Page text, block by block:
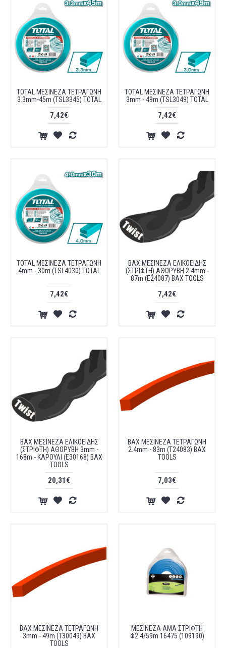
TOTAL ΜΕΣΙΝΕΖΑ ΤΕΤΡΑΓΩΝΗ
3.3mm-45m (TSL3345) TOTAL
7,42€
TOTAL ΜΕΣΙΝΕΖΑ ΤΕΤΡΑΓΩΝΗ
3mm - 49m (TSL3049) TOTAL
7,42€
TOTAL ΜΕΣΙΝΕΖΑ ΤΕΤΡΑΓΩΝΗ
4mm - 30m (TSL4030) TOTAL
7,42€
ΒΑΧ ΜΕΣΙΝΕΖΑ ΕΛΙΚΟΕΙΔΗΣ
(ΣΤΡΙΦΤΗ) ΑΘΟΡΥΒΗ 2.4mm -
87m (E24087) BAX TOOLS
7,42€
ΒΑΧ ΜΕΣΙΝΕΖΑ ΕΛΙΚΟΕΙΔΗΣ
(ΣΤΡΙΦΤΗ) ΑΘΟΡΥΒΗ 3mm -
168m - ΚΑΡΟΥΛΙ (E30168) BAX
TOOLS
20,31€
ΒΑΧ ΜΕΣΙΝΕΖΑ ΤΕΤΡΑΓΩΝΗ
2.4mm - 83m (T24083) BAX
TOOLS
7,03€
ΒΑΧ ΜΕΣΙΝΕΖΑ ΤΕΤΡΑΓΩΝΗ
3mm - 49m (T30049) BAX
TOOLS
ΜΕΣΙΝΕΖΑ AMA ΣΤΡΙΦΤΗ
Φ2.4/59m 16475 (109190)